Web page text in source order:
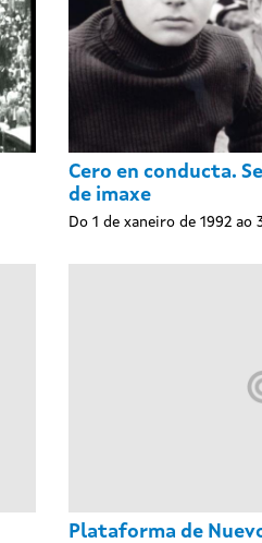
Cero en conducta.
de imaxe
Do 1 de xaneiro de 1992
Plataforma de